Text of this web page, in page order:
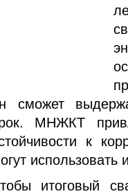
сможет
МНЖКТ
к
использовать
итоговый